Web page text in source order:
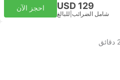
USD 129
شامل الضرائب للبالغ
احجز الآن